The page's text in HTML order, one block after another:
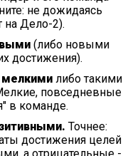
не дожидаясь
на Дело-2).
(либо новыми
достижения).
либо такими
повседневные
в команде.
Точнее:
достижения целей